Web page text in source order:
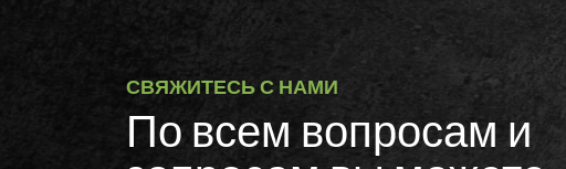
СВЯЖИТЕСЬ С НАМИ
По всем вопросам и